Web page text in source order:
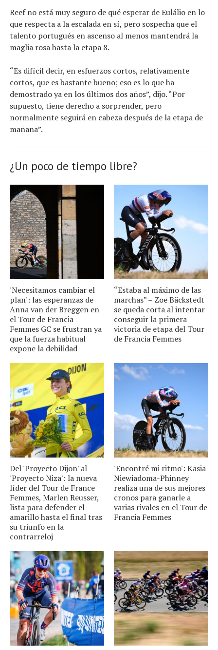
Reef no está muy seguro de qué esperar de Eulálio en lo
que respecta a la escalada en sí, pero sospecha que el
talento portugués en ascenso al menos mantendrá la
maglia rosa hasta la etapa 8.
“Es difícil decir, en esfuerzos cortos, relativamente
cortos, que es bastante bueno; eso es lo que ha
demostrado ya en los últimos dos años”, dijo. “Por
supuesto, tiene derecho a sorprender, pero
normalmente seguirá en cabeza después de la etapa de
mañana”.
¿Un poco de tiempo libre?
'Necesitamos cambiar el
plan': las esperanzas de
Anna van der Breggen en
el Tour de Francia
Femmes GC se frustran ya
que la fuerza habitual
expone la debilidad
“Estaba al máximo de las
marchas” – Zoe Bäckstedt
se queda corta al intentar
conseguir la primera
victoria de etapa del Tour
de Francia Femmes
Del 'Proyecto Dijon' al
'Proyecto Niza': la nueva
líder del Tour de France
Femmes, Marlen Reusser,
lista para defender el
amarillo hasta el final tras
su triunfo en la
contrarreloj
'Encontré mi ritmo': Kasia
Niewiadoma-Phinney
realiza una de sus mejores
cronos para ganarle a
varias rivales en el Tour de
Francia Femmes